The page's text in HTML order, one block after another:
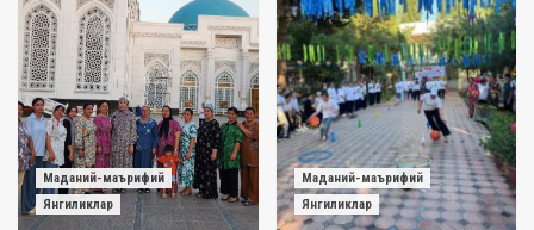
Маданий-маърифий
Янгиликлар
Маданий-маърифий
Янгиликлар